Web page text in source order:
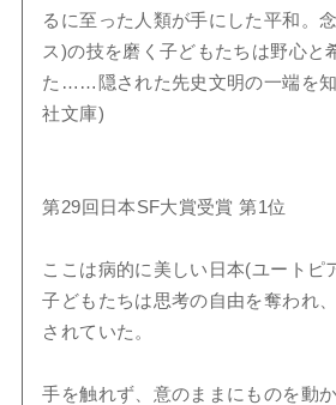
るに至った人類が手にした平和。
ス)の技を磨く子どもたちは野心と
た……隠された先史文明の一端を
社文庫)
第29回日本SF大賞受賞 第1位
ここは病的に美しい日本(ユートピ
子どもたちは思考の自由を奪われ
されていた。
手を触れず、意のままにものを動